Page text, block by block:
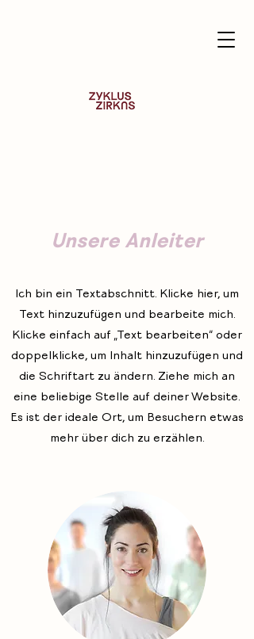
Unsere Anleiter
Ich bin ein Textabschnitt. Klicke hier, um
Text hinzuzufügen und bearbeite mich.
Klicke einfach auf „Text bearbeiten“ oder
doppelklicke, um Inhalt hinzuzufügen und
die Schriftart zu ändern. Ziehe mich an
eine beliebige Stelle auf deiner Website.
Es ist der ideale Ort, um Besuchern etwas
mehr über dich zu erzählen.